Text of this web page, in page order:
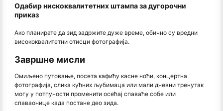
Одабир нискоквалитетних штампа за дугорочни
приказ
Ако планирате да зид задржите дуже време, обично су вредни
висококвалитетни отисци фотографија.
Завршне мисли
Омиљено путовање, посета кафићу касне ноћи, концертна
фотографија, слика кућних љубимаца или мали дневни тренутак
могу у потпуности променити осећај спаваће собе или
спаваонице када постане део зида.